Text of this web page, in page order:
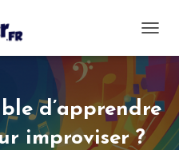
d’apprendre
improviser ?